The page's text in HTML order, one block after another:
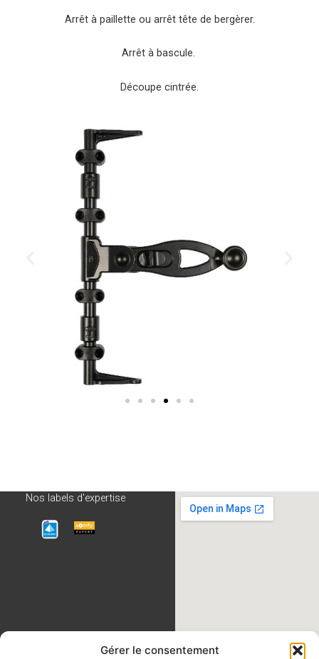
Gérer le consentement
Arrêt à paillette ou arrêt tête de bergèrer.
Arrêt à bascule.
Découpe cintrée.
Nos labels d'expertise